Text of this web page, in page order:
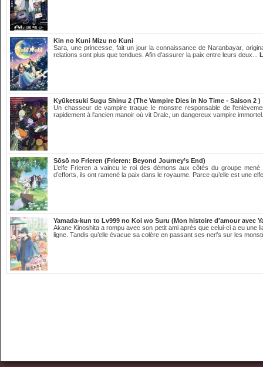
Kin no Kuni Mizu no Kuni
Sara, une princesse, fait un jour la connaissance de Naranbayar,
relations sont plus que tendues. Afin d'assurer la paix entre leurs deux...
Kyūketsuki Sugu Shinu 2 (The Vampire Dies in No Time - Saison 2 )
Un chasseur de vampire traque le monstre responsable de
rapidement à l'ancien manoir où vit Dralc, un dangereux vampire
Sōsō no Frieren (Frieren: Beyond Journey’s End)
L’elfe Frieren a vaincu le roi des démons aux côtés du groupe
d’efforts, ils ont ramené la paix dans le royaume. Parce qu’elle est une
Yamada-kun to Lv999 no Koi wo Suru (Mon histoire d'amour avec
Akane Kinoshita a rompu avec son petit ami après que celui-ci a eu une
ligne. Tandis qu’elle évacue sa colère en passant ses nerfs sur les